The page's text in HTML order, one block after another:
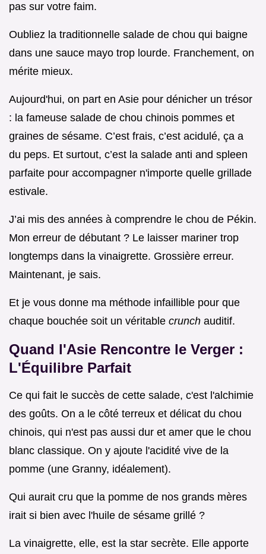
pas sur votre faim.
Oubliez la traditionnelle salade de chou qui baigne
dans une sauce mayo trop lourde. Franchement, on
mérite mieux.
Aujourd'hui, on part en Asie pour dénicher un trésor
: la fameuse salade de chou chinois pommes et
graines de sésame. C’est frais, c’est acidulé, ça a
du peps. Et surtout, c’est la salade anti and spleen
parfaite pour accompagner n'importe quelle grillade
estivale.
J’ai mis des années à comprendre le chou de Pékin.
Mon erreur de débutant ? Le laisser mariner trop
longtemps dans la vinaigrette. Grossière erreur.
Maintenant, je sais.
Et je vous donne ma méthode infaillible pour que
chaque bouchée soit un véritable crunch auditif.
Quand l'Asie Rencontre le Verger :
L'Équilibre Parfait
Ce qui fait le succès de cette salade, c'est l'alchimie
des goûts. On a le côté terreux et délicat du chou
chinois, qui n'est pas aussi dur et amer que le chou
blanc classique. On y ajoute l'acidité vive de la
pomme (une Granny, idéalement).
Qui aurait cru que la pomme de nos grands mères
irait si bien avec l'huile de sésame grillé ?
La vinaigrette, elle, est la star secrète. Elle apporte